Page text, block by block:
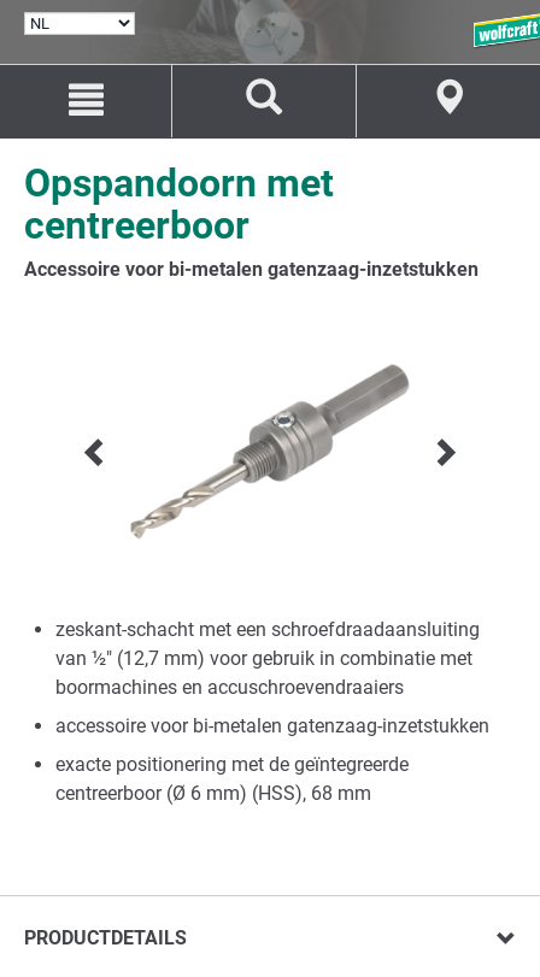
springen
navigatie
springen
Opspandoorn met
centreerboor
Accessoire voor bi-metalen gatenzaag-inzetstukken
zeskant-schacht met een schroefdraadaansluiting
van ½" (12,7 mm) voor gebruik in combinatie met
boormachines en accuschroevendraaiers
accessoire voor bi-metalen gatenzaag-inzetstukken
exacte positionering met de geïntegreerde
centreerboor (Ø 6 mm) (HSS), 68 mm
PRODUCTDETAILS